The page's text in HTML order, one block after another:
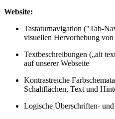
Website:
Tastaturnavigation ("Tab-
visuellen Hervorhebung
Textbeschreibungen („alt
auf unserer Webseite
Kontrastreiche
Schaltflächen, Text und
Logische Überschriften-